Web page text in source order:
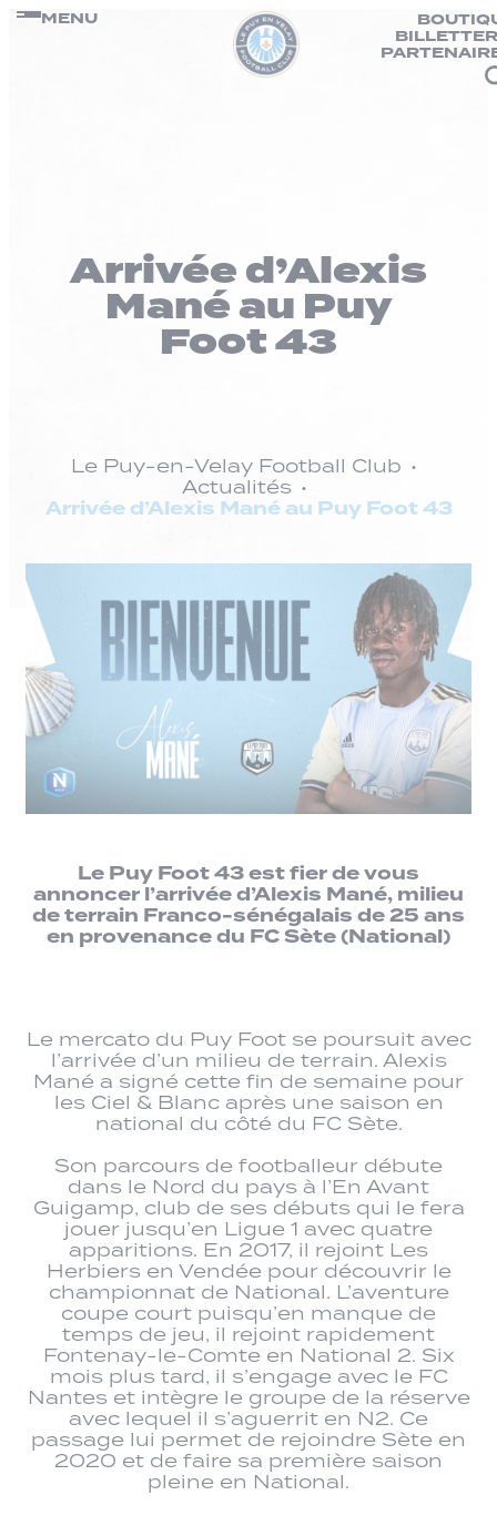
Passer
MENU
Arrivée d’Alexis
Mané au Puy
Foot 43
Le Puy-en-Velay Football Club
Actualités
Arrivée d’Alexis Mané au Puy Foot 43
Le Puy Foot 43 est fier de vous
annoncer l’arrivée d’Alexis Mané, milieu
de terrain Franco-sénégalais de 25 ans
en provenance du FC Sète (National)
Le mercato du Puy Foot se poursuit avec
l’arrivée d’un milieu de terrain. Alexis
Mané a signé cette fin de semaine pour
les Ciel & Blanc après une saison en
national du côté du FC Sète.
Son parcours de footballeur débute
dans le Nord du pays à l’En Avant
Guigamp, club de ses débuts qui le fera
jouer jusqu’en Ligue 1 avec quatre
apparitions. En 2017, il rejoint Les
Herbiers en Vendée pour découvrir le
championnat de National. L’aventure
coupe court puisqu’en manque de
temps de jeu, il rejoint rapidement
Fontenay-le-Comte en National 2. Six
mois plus tard, il s’engage avec le FC
Nantes et intègre le groupe de la réserve
avec lequel il s’aguerrit en N2. Ce
passage lui permet de rejoindre Sète en
2020 et de faire sa première saison
pleine en National.
Panneau de gestion des cookies